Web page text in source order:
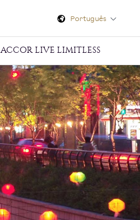
Português
ACCOR LIVE LIMITLESS